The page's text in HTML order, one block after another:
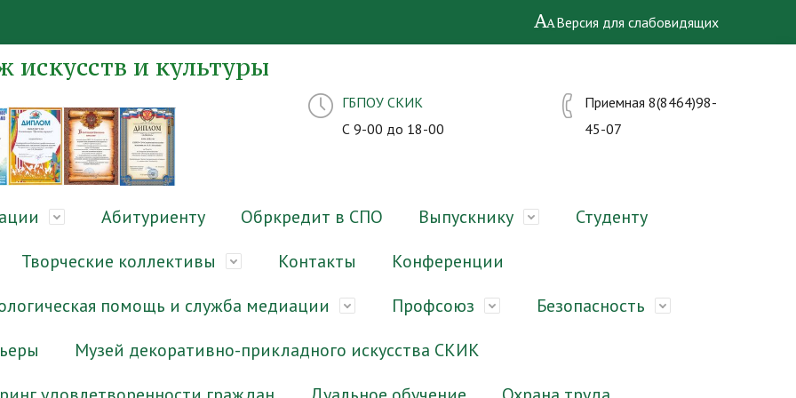
Версия для слабовидящих
искусств и культуры
ГБПОУ СКИК
С 9-00 до 18-00
Приемная 8(8464)98-
45-07
Абитуриенту Обркредит в СПО Выпускнику Студенту
Творческие коллективы Контакты
Конференции
помощь и служба медиации
Профсоюз Безопасность
Музей декоративно-прикладного искусства СКИК